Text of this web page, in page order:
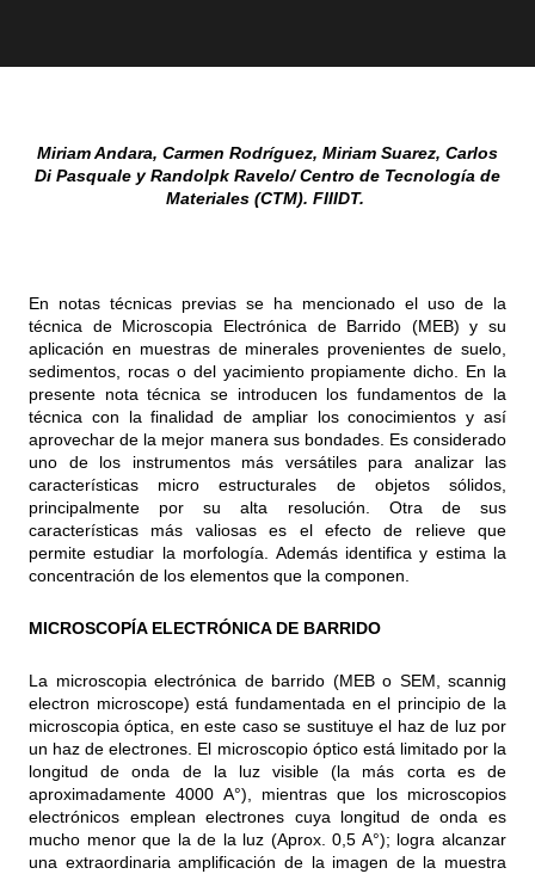
Miriam Andara, Carmen Rodríguez, Miriam Suarez, Carlos
Di Pasquale y Randolpk Ravelo/ Centro de Tecnología de
Materiales (CTM). FIIIDT.
En notas técnicas previas se ha mencionado el uso de la
técnica de Microscopia Electrónica de Barrido (MEB) y su
aplicación en muestras de minerales provenientes de suelo,
sedimentos, rocas o del yacimiento propiamente dicho. En la
presente nota técnica se introducen los fundamentos de la
técnica con la finalidad de ampliar los conocimientos y así
aprovechar de la mejor manera sus bondades. Es considerado
uno de los instrumentos más versátiles para analizar las
características micro estructurales de objetos sólidos,
principalmente por su alta resolución. Otra de sus
características más valiosas es el efecto de relieve que
permite estudiar la morfología. Además identifica y estima la
concentración de los elementos que la componen.
MICROSCOPÍA ELECTRÓNICA DE BARRIDO
La microscopia electrónica de barrido (MEB o SEM, scannig
electron microscope) está fundamentada en el principio de la
microscopia óptica, en este caso se sustituye el haz de luz por
un haz de electrones. El microscopio óptico está limitado por la
longitud de onda de la luz visible (la más corta es de
aproximadamente 4000 A°), mientras que los microscopios
electrónicos emplean electrones cuya longitud de onda es
mucho menor que la de la luz (Aprox. 0,5 A°); logra alcanzar
una extraordinaria amplificación de la imagen de la muestra